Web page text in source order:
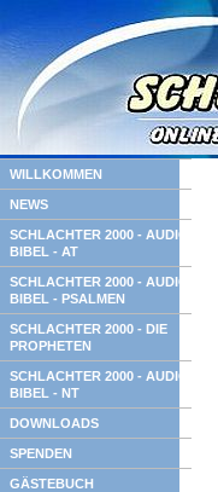
WILLKOMMEN
NEWS
SCHLACHTER 2000 - AUDIO
BIBEL - AT
SCHLACHTER 2000 - AUDIO
BIBEL - PSALMEN
SCHLACHTER 2000 - DIE
PROPHETEN
SCHLACHTER 2000 - AUDIO
BIBEL - NT
DOWNLOADS
SPENDEN
GÄSTEBUCH